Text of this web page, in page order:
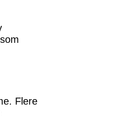
Flere